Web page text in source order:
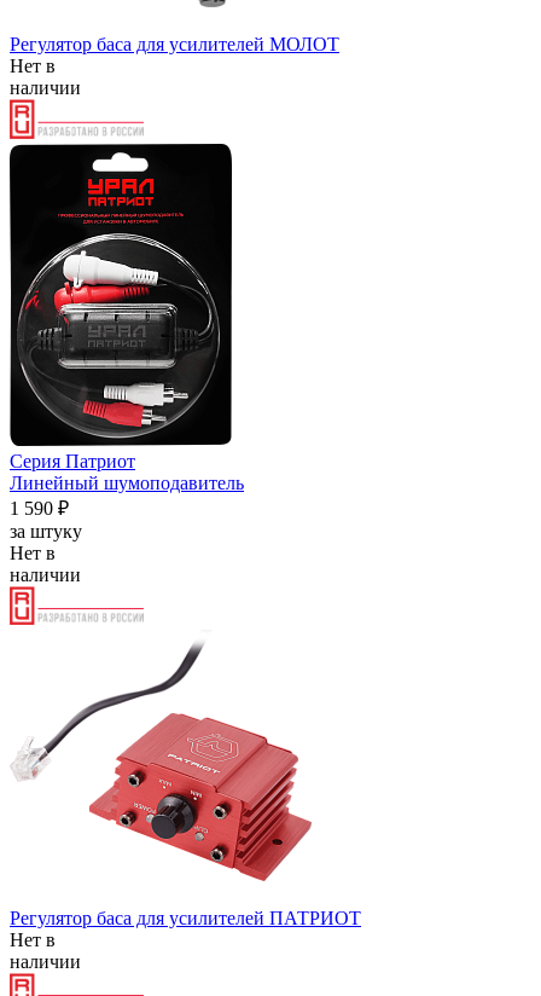
Регулятор баса для усилителей МОЛОТ
Нет в
наличии
Серия Патриот
Линейный шумоподавитель
1 590 ₽
за штуку
Нет в
наличии
Регулятор баса для усилителей ПАТРИОТ
Нет в
наличии